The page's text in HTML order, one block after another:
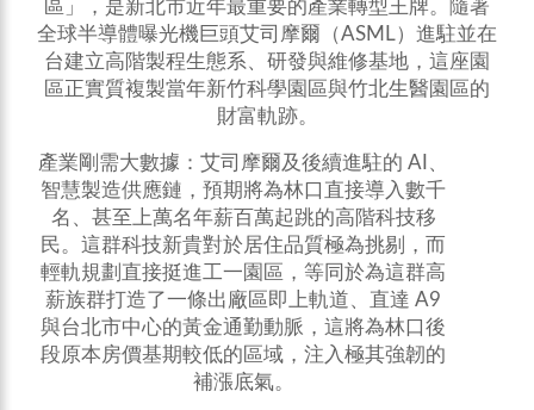
區」，是新北市近年最重要的產業轉型王牌。隨著
全球半導體曝光機巨頭艾司摩爾（ASML）進駐並在
台建立高階製程生態系、研發與維修基地，這座園
區正實質複製當年新竹科學園區與竹北生醫園區的
財富軌跡。
產業剛需大數據：艾司摩爾及後續進駐的 AI、
智慧製造供應鏈，預期將為林口直接導入數千
名、甚至上萬名年薪百萬起跳的高階科技移
民。這群科技新貴對於居住品質極為挑剔，而
輕軌規劃直接挺進工一園區，等同於為這群高
薪族群打造了一條出廠區即上軌道、直達 A9
與台北市中心的黃金通勤動脈，這將為林口後
段原本房價基期較低的區域，注入極其強韌的
補漲底氣。